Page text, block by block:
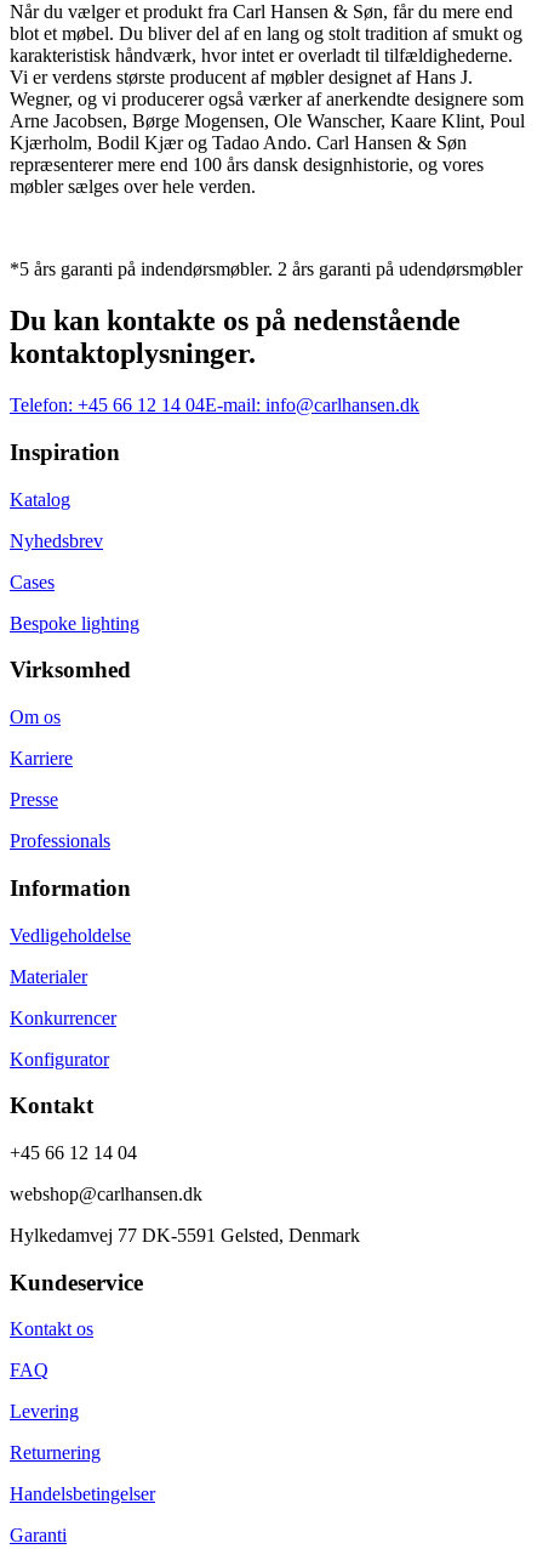
Når du vælger et produkt fra Carl Hansen & Søn, får du mere end
blot et møbel. Du bliver del af en lang og stolt tradition af smukt og
karakteristisk håndværk, hvor intet er overladt til tilfældighederne.
Vi er verdens største producent af møbler designet af Hans J.
Wegner, og vi producerer også værker af anerkendte designere som
Arne Jacobsen, Børge Mogensen, Ole Wanscher, Kaare Klint, Poul
Kjærholm, Bodil Kjær og Tadao Ando. Carl Hansen & Søn
repræsenterer mere end 100 års dansk designhistorie, og vores
møbler sælges over hele verden.
*5 års garanti på indendørsmøbler. 2 års garanti på udendørsmøbler
Du kan kontakte os på nedenstående
kontaktoplysninger.
Telefon: +45 66 12 14 04E-mail: info@carlhansen.dk
Inspiration
Katalog
Nyhedsbrev
Cases
Bespoke lighting
Virksomhed
Om os
Karriere
Presse
Professionals
Information
Vedligeholdelse
Materialer
Konkurrencer
Konfigurator
Kontakt
+45 66 12 14 04
webshop@carlhansen.dk
Hylkedamvej 77 DK-5591 Gelsted, Denmark
Kundeservice
Kontakt os
FAQ
Levering
Returnering
Handelsbetingelser
Garanti